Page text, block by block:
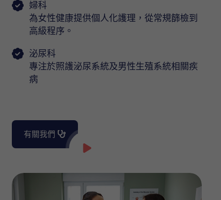
婦科
為女性健康提供個人化護理，從常規篩檢到
高級程序。
泌尿科
專注於照護泌尿系統及男性生殖系統相關疾
病
有關我們